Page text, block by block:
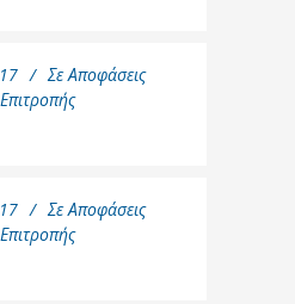
Σε Αποφάσεις
Σε Αποφάσεις